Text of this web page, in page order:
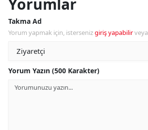
Takma Ad
Yorum yapmak için, istersenizgiriş yapabilirveya
Yorum Yazın (500 Karakter)